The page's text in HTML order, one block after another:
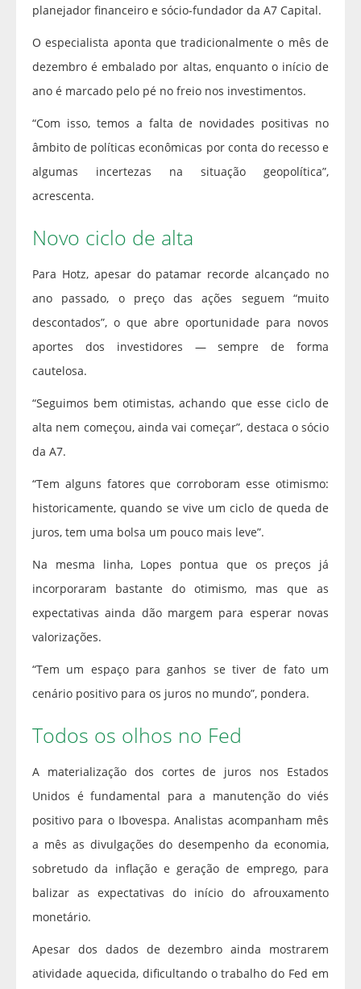
planejador financeiro e sócio-fundador da A7 Capital.
O especialista aponta que tradicionalmente o mês de
dezembro é embalado por altas, enquanto o início de
ano é marcado pelo pé no freio nos investimentos.
“Com isso, temos a falta de novidades positivas no
âmbito de políticas econômicas por conta do recesso e
algumas incertezas na situação geopolítica”,
acrescenta.
Novo ciclo de alta
Para Hotz, apesar do patamar recorde alcançado no
ano passado, o preço das ações seguem “muito
descontados”, o que abre oportunidade para novos
aportes dos investidores — sempre de forma
cautelosa.
“Seguimos bem otimistas, achando que esse ciclo de
alta nem começou, ainda vai começar”, destaca o sócio
da A7.
“Tem alguns fatores que corroboram esse otimismo:
historicamente, quando se vive um ciclo de queda de
juros, tem uma bolsa um pouco mais leve”.
Na mesma linha, Lopes pontua que os preços já
incorporaram bastante do otimismo, mas que as
expectativas ainda dão margem para esperar novas
valorizações.
“Tem um espaço para ganhos se tiver de fato um
cenário positivo para os juros no mundo”, pondera.
Todos os olhos no Fed
A materialização dos cortes de juros nos Estados
Unidos é fundamental para a manutenção do viés
positivo para o Ibovespa. Analistas acompanham mês
a mês as divulgações do desempenho da economia,
sobretudo da inflação e geração de emprego, para
balizar as expectativas do início do afrouxamento
monetário.
Apesar dos dados de dezembro ainda mostrarem
atividade aquecida, dificultando o trabalho do Fed em